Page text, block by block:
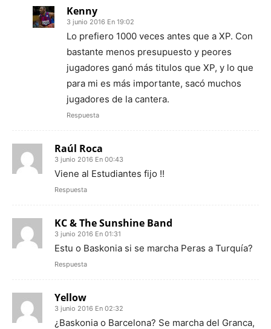
Kenny
3 junio 2016 En 19:02
Lo prefiero 1000 veces antes que a XP. Con
bastante menos presupuesto y peores
jugadores ganó más titulos que XP, y lo que
para mi es más importante, sacó muchos
jugadores de la cantera.
Respuesta
Raúl Roca
3 junio 2016 En 00:43
Viene al Estudiantes fijo !!
Respuesta
KC & The Sunshine Band
3 junio 2016 En 01:31
Estu o Baskonia si se marcha Peras a Turquía?
Respuesta
Yellow
3 junio 2016 En 02:32
¿Baskonia o Barcelona? Se marcha del Granca,